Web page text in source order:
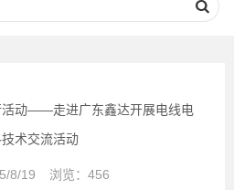
活动——走进广东鑫达开展电线电
术交流活动
8/19 浏览： 456